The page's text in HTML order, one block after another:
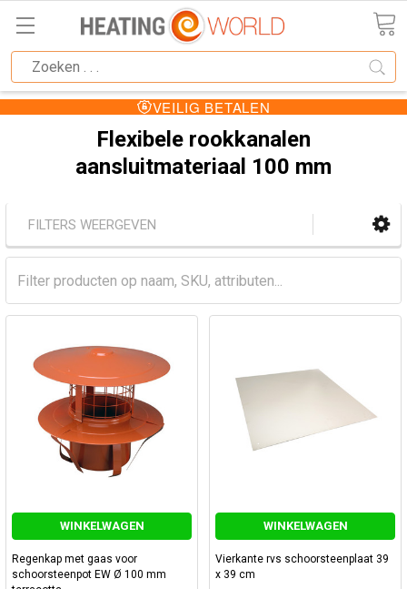
VEILIG BETALEN
Flexibele rookkanalen
aansluitmateriaal 100 mm
FILTERS WEERGEVEN
WINKELWAGEN
Regenkap met gaas voor
schoorsteenpot EW Ø 100 mm
WINKELWAGEN
Vierkante rvs schoorsteenplaat 39
x 39 cm